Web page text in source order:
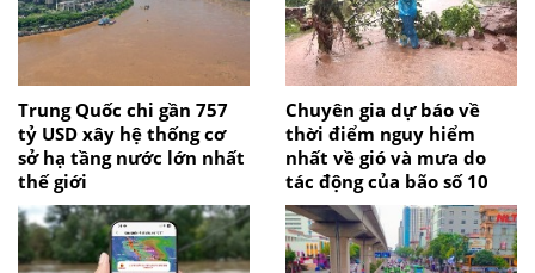
Trung Quốc chi gần 757
tỷ USD xây hệ thống cơ
sở hạ tầng nước lớn nhất
thế giới
Chuyên gia dự báo về
thời điểm nguy hiểm
nhất về gió và mưa do
tác động của bão số 10